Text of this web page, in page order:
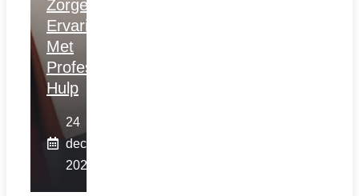
Zorgeloze
Ervaring
Met
Professionele
Hulp
24
december
2025